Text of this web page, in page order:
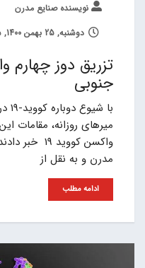
نویسنده صنایع مدرن
دوشنبه, 25 بهمن 1400, ساعت 14:45
جنوبی
میرهای روزانه، مقامات
واکسن
مدرن و به نقل از
ادامه مطلب